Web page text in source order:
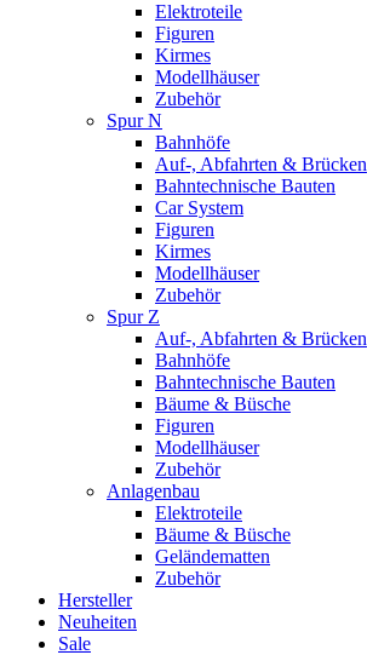
Elektroteile
Figuren
Kirmes
Modellhäuser
Zubehör
Spur N
Bahnhöfe
Auf-, Abfahrten & Brücken
Bahntechnische Bauten
Car System
Figuren
Kirmes
Modellhäuser
Zubehör
Spur Z
Auf-, Abfahrten & Brücken
Bahnhöfe
Bahntechnische Bauten
Bäume & Büsche
Figuren
Modellhäuser
Zubehör
Anlagenbau
Elektroteile
Bäume & Büsche
Geländematten
Zubehör
Hersteller
Neuheiten
Sale